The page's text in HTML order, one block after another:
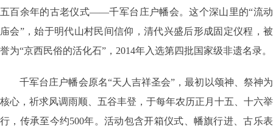
五百余年的古老仪式——千军台庄户幡会。这个深山里的“流动
庙会”，始于明代山村民间信仰，清代兴盛后形成固定仪程，被
誉为“京西民俗的活化石”，2014年入选第四批国家级非遗名录。
千军台庄户幡会原名“天人吉祥圣会”，最初以颂神、祭神为
核心，祈求风调雨顺、五谷丰登，于每年农历正月十五、十六举
行，传承至今约500年。活动包含开箱仪式、幡旗行进、古乐表